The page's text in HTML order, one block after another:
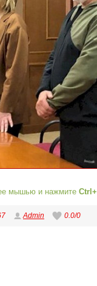
мышью и нажмите
Admin 0.0/0